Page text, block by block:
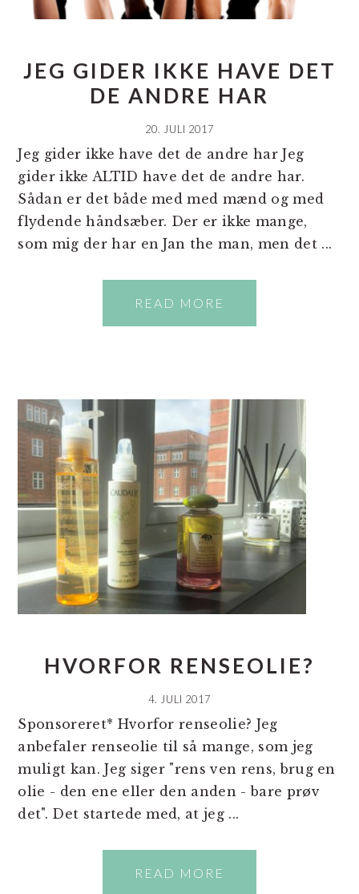
JEG GIDER IKKE HAVE DET
DE ANDRE HAR
20. JULI 2017
Jeg gider ikke have det de andre har Jeg
gider ikke ALTID have det de andre har.
Sådan er det både med med mænd og med
flydende håndsæber. Der er ikke mange,
som mig der har en Jan the man, men det ...
READ MORE
HVORFOR RENSEOLIE?
4. JULI 2017
Sponsoreret* Hvorfor renseolie? Jeg
anbefaler renseolie til så mange, som jeg
muligt kan. Jeg siger "rens ven rens, brug en
olie - den ene eller den anden - bare prøv
det". Det startede med, at jeg ...
READ MORE